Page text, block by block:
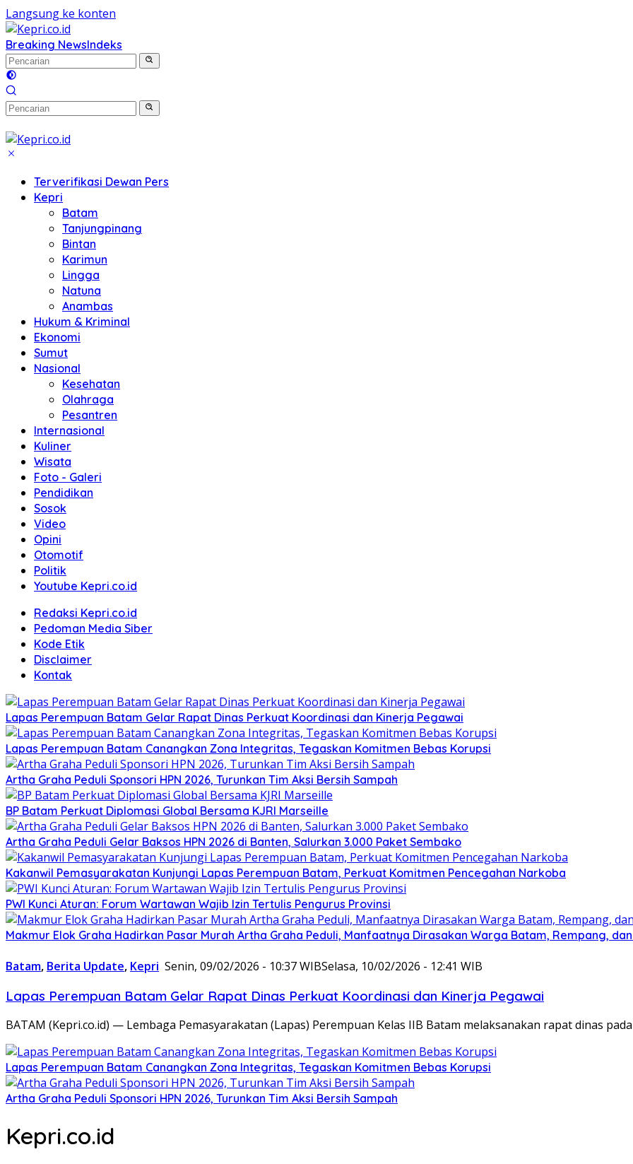
Langsung ke konten
Breaking NewsIndeks
Terverifikasi Dewan Pers
Kepri
Batam
Tanjungpinang
Bintan
Karimun
Lingga
Natuna
Anambas
Hukum & Kriminal
Ekonomi
Sumut
Nasional
Kesehatan
Olahraga
Pesantren
Internasional
Kuliner
Wisata
Foto - Galeri
Pendidikan
Sosok
Video
Opini
Otomotif
Politik
Youtube Kepri.co.id
Redaksi Kepri.co.id
Pedoman Media Siber
Kode Etik
Disclaimer
Kontak
Lapas Perempuan Batam Gelar Rapat Dinas Perkuat Koordinasi dan Kinerja Pegawai
Lapas Perempuan Batam Canangkan Zona Integritas, Tegaskan Komitmen Bebas Korupsi
Artha Graha Peduli Sponsori HPN 2026, Turunkan Tim Aksi Bersih Sampah
BP Batam Perkuat Diplomasi Global Bersama KJRI Marseille
Artha Graha Peduli Gelar Baksos HPN 2026 di Banten, Salurkan 3.000 Paket Sembako
Kakanwil Pemasyarakatan Kunjungi Lapas Perempuan Batam, Perkuat Komitmen Pencegahan Narkoba
PWI Kunci Aturan: Forum Wartawan Wajib Izin Tertulis Pengurus Provinsi
Makmur Elok Graha Hadirkan Pasar Murah Artha Graha Peduli, Manfaatnya Dirasakan Warga Batam, Rempang,
Batam, Berita Update, Kepri Senin, 09/02/2026 - 10:37 WIBSelasa, 10/02/2026 - 12:41 WIB
Lapas Perempuan Batam Gelar Rapat Dinas Perkuat Koordinasi dan Kinerja Pegawai
BATAM (Kepri.co.id) — Lembaga Pemasyarakatan (Lapas) Perempuan Kelas IIB Batam melaksanakan rapat dinas
Lapas Perempuan Batam Canangkan Zona Integritas, Tegaskan Komitmen Bebas Korupsi
Artha Graha Peduli Sponsori HPN 2026, Turunkan Tim Aksi Bersih Sampah
Kepri.co.id